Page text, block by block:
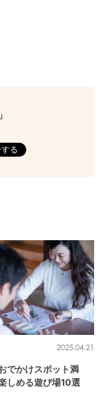
る
2025.04.21
でかけスポット満
しめる遊び場10選